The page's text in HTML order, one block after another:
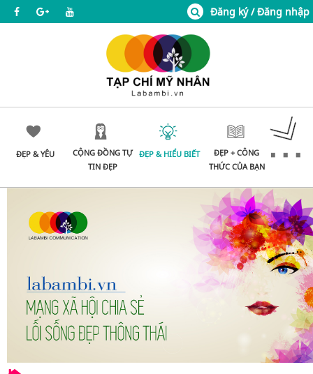
Đăng ký / Đăng nhập
ĐẸP & YÊU
CỘNG ĐỒNG TỰ
TIN ĐẸP
ĐẸP & HIỂU BIẾT
ĐẸP + CÔNG
THỨC CỦA BẠN